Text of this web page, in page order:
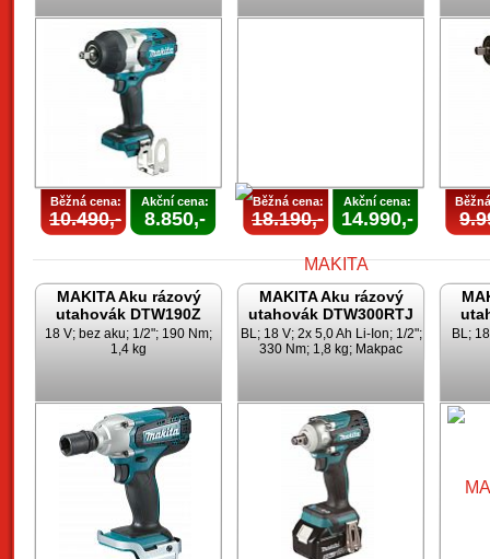
Běžná cena:
10.490,-
Akční cena:
8.850,-
Běžná cena:
18.190,-
Akční cena:
14.990,-
MAKITA Aku rázový
utahovák DTW190Z
18 V; bez aku; 1/2"; 190 Nm;
1,4 kg
MAKITA Aku rázový
utahovák DTW300RTJ
BL; 18 V; 2x 5,0 Ah Li-Ion; 1/2";
330 Nm; 1,8 kg; Makpac
BL;